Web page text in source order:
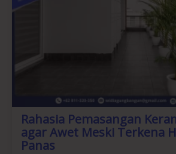
Rahasia Pemasangan
agar Awet Meski Terkena
Panas